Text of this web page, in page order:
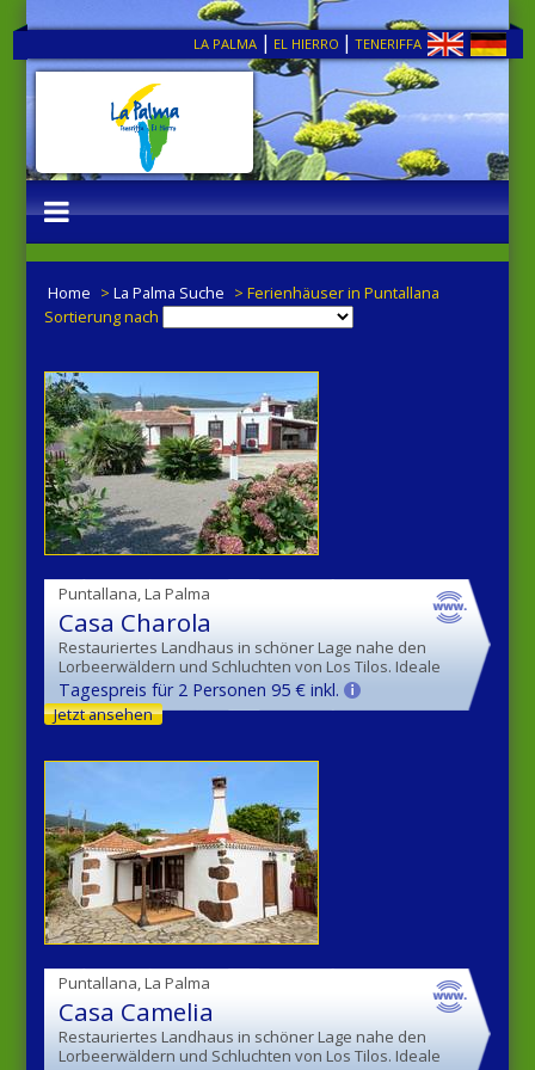
LA PALMA | EL HIERRO | TENERIFFA
Home >La Palma Suche > Ferienhäuser in Puntallana
Sortierung nach
Puntallana, La Palma
Casa Charola
Restauriertes Landhaus in schöner Lage nahe den
Lorbeerwäldern und Schluchten von Los Tilos. Ideale
Wandermöglichkeiten.
Tagespreis für 2 Personen 95 € inkl.
Jetzt ansehen
Puntallana, La Palma
Casa Camelia
Restauriertes Landhaus in schöner Lage nahe den
Lorbeerwäldern und Schluchten von Los Tilos. Ideale